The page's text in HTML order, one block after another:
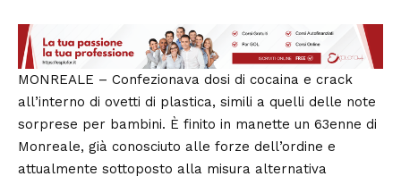
MONREALE – Confezionava dosi di cocaina e crack
all’interno di ovetti di plastica, simili a quelli delle note
sorprese per bambini. È finito in manette un 63enne di
Monreale, già conosciuto alle forze dell’ordine e
attualmente sottoposto alla misura alternativa